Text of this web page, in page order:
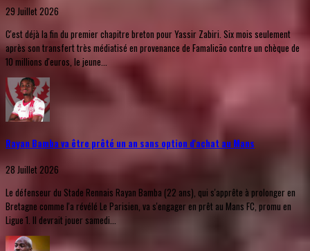
29 Juillet 2026
C'est déjà la fin du premier chapitre breton pour Yassir Zabiri. Six mois seulement
après son transfert très médiatisé en provenance de Famalicão contre un chèque de
10 millions d'euros, le jeune...
Rayan Bamba va être prêté un an sans option d'achat au Mans
28 Juillet 2026
Le défenseur du Stade Rennais Rayan Bamba (22 ans), qui s'apprête à prolonger en
Bretagne comme l'a révélé Le Parisien, va s'engager en prêt au Mans FC, promu en
Ligue 1. Il devrait jouer samedi...